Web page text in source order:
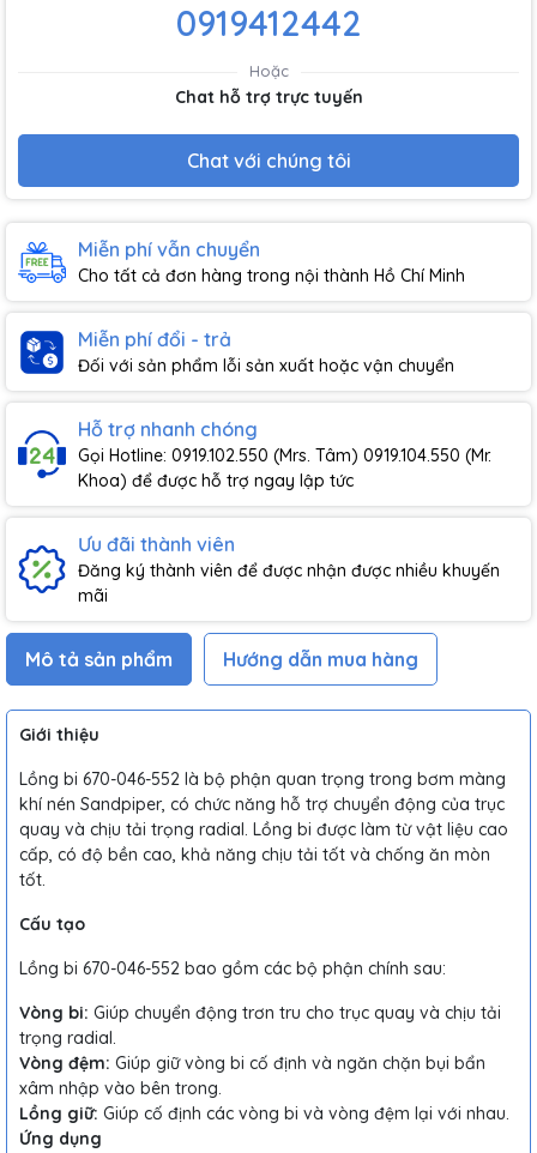
0919412442
Hoặc
Chat hỗ trợ trực tuyến
Chat với chúng tôi
Miễn phí vẫn chuyển
Cho tất cả đơn hàng trong nội thành Hồ Chí Minh
Miễn phí đổi - trả
Đối với sản phẩm lỗi sản xuất hoặc vận chuyển
Hỗ trợ nhanh chóng
Gọi Hotline: 0919.102.550 (Mrs. Tâm) 0919.104.550 (Mr.
Khoa) để được hỗ trợ ngay lập tức
Ưu đãi thành viên
Đăng ký thành viên để được nhận được nhiều khuyến
mãi
Mô tả sản phẩm Hướng dẫn mua hàng
Giới thiệu
Lồng bi 670-046-552 là bộ phận quan trọng trong bơm màng
khí nén Sandpiper, có chức năng hỗ trợ chuyển động của trục
quay và chịu tải trọng radial. Lồng bi được làm từ vật liệu cao
cấp, có độ bền cao, khả năng chịu tải tốt và chống ăn mòn
tốt.
Cấu tạo
Lồng bi 670-046-552 bao gồm các bộ phận chính sau:
Vòng bi: Giúp chuyển động trơn tru cho trục quay và chịu tải
trọng radial.
Vòng đệm: Giúp giữ vòng bi cố định và ngăn chặn bụi bẩn
xâm nhập vào bên trong.
Lồng giữ: Giúp cố định các vòng bi và vòng đệm lại với nhau.
Ứng dụng